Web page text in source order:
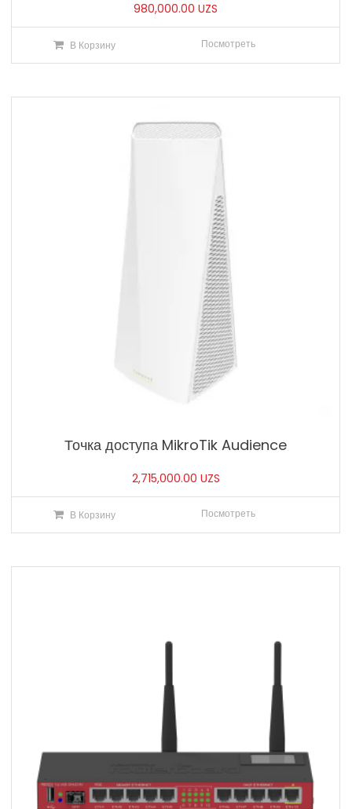
980,000.00UZS
В Корзину Посмотреть
Точка доступа MikroTik Audience
2,715,000.00 UZS
В Корзину Посмотреть